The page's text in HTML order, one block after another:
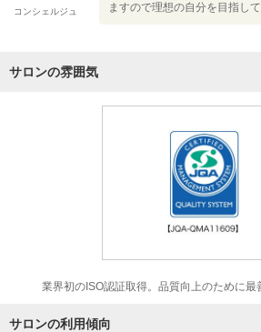
コンシェルジュ
ますので理想の自分を目指し
サロンの雰囲気
業界初のISO認証取得。品質向上のために最
サロンの利用傾向